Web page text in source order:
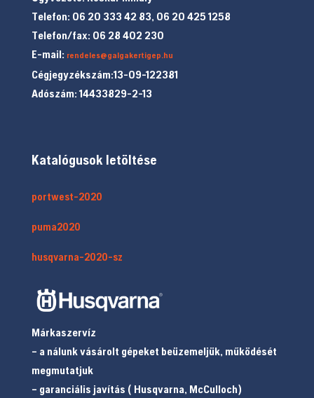
Telefon: 06 20 333 42 83, 06 20 425 1258
Telefon/fax: 06 28 402 230
E-mail: rendeles@galgakertigep.hu
Cégjegyzékszám:13-09-122381
Adószám: 14433829-2-13
Katalógusok letöltése
portwest-2020
puma2020
husqvarna-2020-sz
Márkaszervíz
– a nálunk vásárolt gépeket beüzemeljük, működését
megmutatjuk
– garanciális javítás ( Husqvarna, McCulloch)